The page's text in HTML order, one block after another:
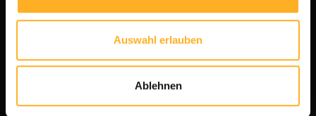
Auswahl erlauben
Ablehnen
Zum Kontaktformular